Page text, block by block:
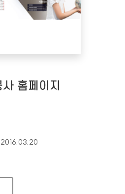
홈페이지
홈페이지